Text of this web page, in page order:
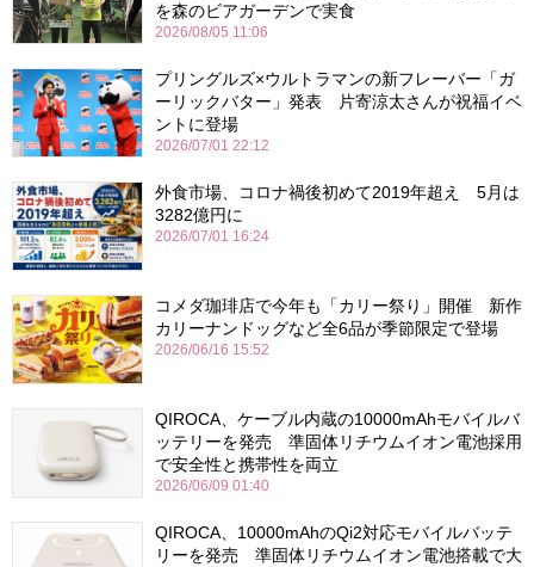
を森のビアガーデンで実食
2026/08/05 11:06
プリングルズ×ウルトラマンの新フレーバー「ガ
ーリックバター」発表 片寄涼太さんが祝福イベ
ントに登場
2026/07/01 22:12
外食市場、コロナ禍後初めて2019年超え 5月は
3282億円に
2026/07/01 16:24
コメダ珈琲店で今年も「カリー祭り」開催 新作
カリーナンドッグなど全6品が季節限定で登場
2026/06/16 15:52
QIROCA、ケーブル内蔵の10000mAhモバイルバ
ッテリーを発売 準固体リチウムイオン電池採用
で安全性と携帯性を両立
2026/06/09 01:40
QIROCA、10000mAhのQi2対応モバイルバッテ
リーを発売 準固体リチウムイオン電池搭載で大